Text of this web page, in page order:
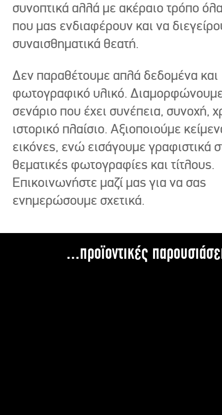
συνοπτικά αλλά με ακέραιο τρόπο
που μας ενδιαφέρουν και να
συναισθηματικά θεατή.
Δεν παραθέτουμε απλά δεδομένα και
φωτογραφικό υλικό.
σενάριο που έχει συνέπεια, συνοχή,
ιστορικό πλαίσιο. Αξιοποιούμε
εικόνες, ενώ εισάγουμε γραφιστικά
θεματικές φωτογραφίες και τίτλους.
Επικοινωνήστε μαζί μας για να σας
ενημερώσουμε σχετικά.
...προϊοντικές